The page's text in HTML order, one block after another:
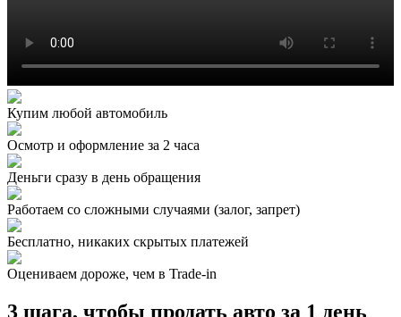
Купим любой автомобиль
Осмотр и оформление за 2 часа
Деньги сразу в день обращения
Работаем со сложными случаями (залог, запрет)
Бесплатно, никаких скрытых платежей
Оцениваем дороже, чем в Trade‑in
3 шага, чтобы продать авто за 1 день